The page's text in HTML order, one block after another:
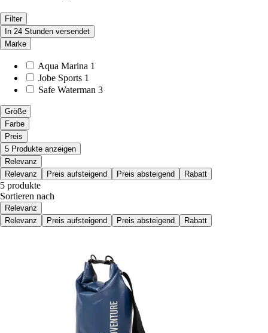
Filter
In 24 Stunden versendet
Marke
Aqua Marina 1
Jobe Sports 1
Safe Waterman 3
Größe
Farbe
Preis
5 Produkte anzeigen
Relevanz
Relevanz
Preis aufsteigend Preis absteigend Rabatt
5 produkte
Sortieren nach
Relevanz
Relevanz
Preis aufsteigend Preis absteigend Rabatt